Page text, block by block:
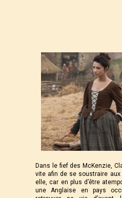
Dans le fief des McKenzie,
vite afin de se soustraire
elle, car en plus d’être
une Anglaise en pays